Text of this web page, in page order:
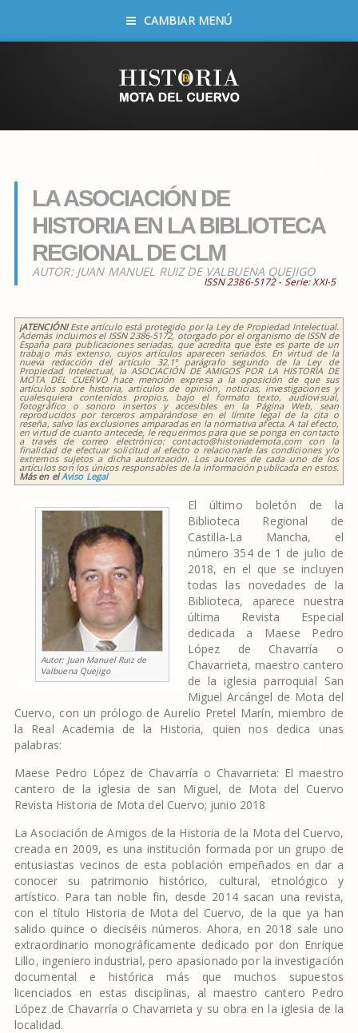
CAMBIAR MENÚ
LA ASOCIACIÓN DE
HISTORIA EN LA BIBLIOTECA
REGIONAL DE CLM
AUTOR: JUAN MANUEL RUIZ DE VALBUENA QUEJIGO
ISSN 2386-5172 - Serie:XXI-5
¡ATENCIÓN!Este artículo está protegido por la Ley de Propiedad Intelectual.
Además incluimos el ISSN 2386-5172, otorgado por el organismo de ISSN de
España para publicaciones seriadas, que acredita que éste es parte de un
trabajo más extenso, cuyos artículos aparecen seriados. En virtud de la
nueva redacción del artículo 32.1º parágrafo segundo de la Ley de
Propiedad Intelectual, la ASOCIACIÓN DE AMIGOS POR LA HISTORIA DE
MOTA DEL CUERVO hace mención expresa a la oposición de que sus
artículos sobre historia, artículos de opinión, noticias, investigaciones y
cualesquiera contenidos propios, bajo el formato texto, audiovisual,
fotográfico o sonoro insertos y accesibles en la Página Web, sean
reproducidos por terceros amparándose en el límite legal de la cita o
reseña, salvo las exclusiones amparadas en la normativa afecta. A tal efecto,
en virtud de cuanto antecede, le requerimos para que se ponga en contacto
a través de correo electrónico: contacto@historiademota.com con la
finalidad de efectuar solicitud al efecto o relacionarle las condiciones y/o
extremos sujetos a dicha autorización. Los autores de cada uno de los
artículos son los únicos responsables de la información publicada en estos.
Más en elAviso Legal
Autor: Juan Manuel Ruiz de
Valbuena Quejigo
El último boletón de la
Biblioteca Regional de
Castilla-La Mancha, el
número 354 de 1 de julio de
2018, en el que se incluyen
todas las novedades de la
Biblioteca, aparece nuestra
última Revista Especial
dedicada a Maese Pedro
López de Chavarría o
Chavarrieta, maestro cantero
de la iglesia parroquial San
Miguel Arcángel de Mota del
Cuervo, con un prólogo de Aurelio Pretel Marín, miembro de
la Real Academia de la Historia, quien nos dedica unas
palabras:
Maese Pedro López de Chavarría o Chavarrieta: El maestro
cantero de la iglesia de san Miguel, de Mota del Cuervo
Revista Historia de Mota del Cuervo; junio 2018
La Asociación de Amigos de la Historia de la Mota del Cuervo,
creada en 2009, es una institución formada por un grupo de
entusiastas vecinos de esta población empeñados en dar a
conocer su patrimonio histórico, cultural, etnológico y
artístico. Para tan noble fin, desde 2014 sacan una revista,
con el título Historia de Mota del Cuervo, de la que ya han
salido quince o dieciséis números. Ahora, en 2018 sale uno
extraordinario monográficamente dedicado por don Enrique
Lillo, ingeniero industrial, pero apasionado por la investigación
documental e histórica más que muchos supuestos
licenciados en estas disciplinas, al maestro cantero Pedro
López de Chavarría o Chavarrieta y su obra en la iglesia de la
localidad.